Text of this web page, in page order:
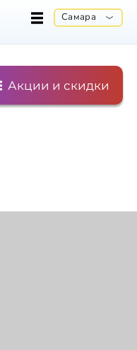
Самара
Акции и скидки